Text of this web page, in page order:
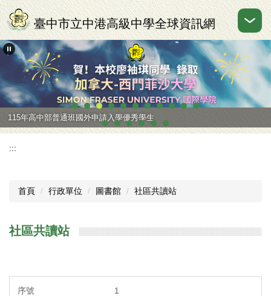
跳
到
主
要
區
臺中市立中港高級中學全球資訊網
115年高中部普通班國外申請入學優秀學生
:::
首頁 行政單位 圖書館 社區共讀站
社區共讀站
1